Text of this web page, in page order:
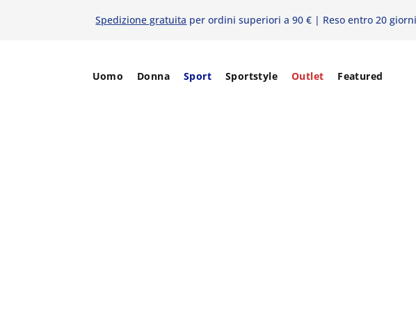
Spedizione gratuita per ordini superiori a 90 € | Reso entro 20 giorni
Uomo Donna Sport Sportstyle Outlet Featured